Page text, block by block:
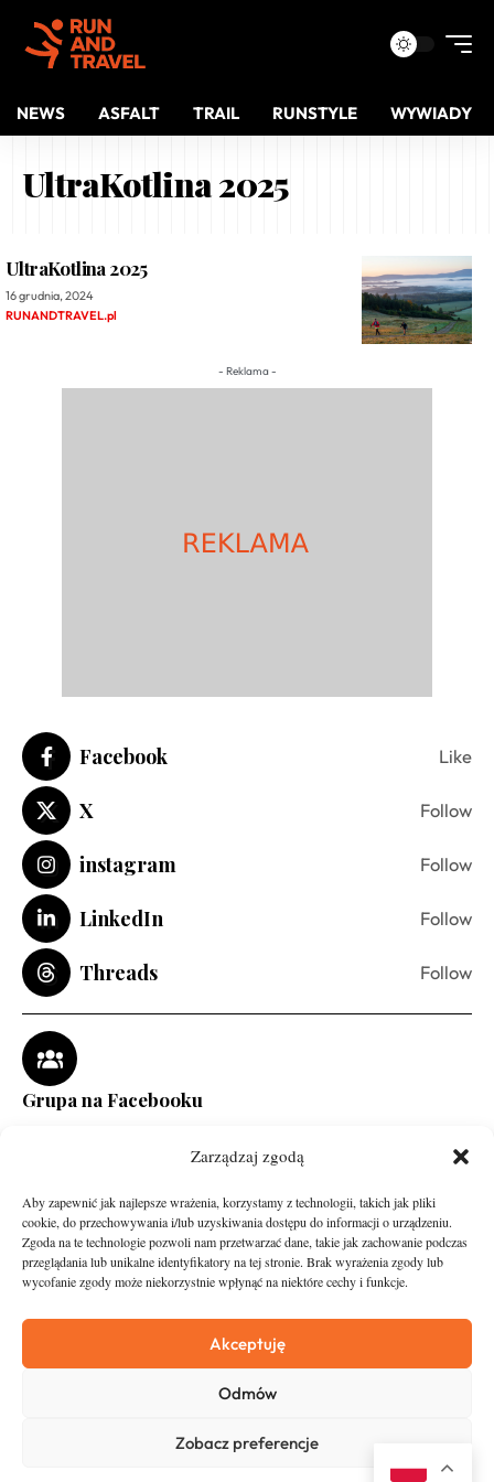
Zarządzaj zgodą
Aby zapewnić jak najlepsze wrażenia, korzystamy z technologii, takich jak pliki
cookie, do przechowywania i/lub uzyskiwania dostępu do informacji o urządzeniu.
Zgoda na te technologie pozwoli nam przetwarzać dane, takie jak zachowanie podczas
przeglądania lub unikalne identyfikatory na tej stronie. Brak wyrażenia zgody lub
wycofanie zgody może niekorzystnie wpłynąć na niektóre cechy i funkcje.
Akceptuję
Odmów
Zobacz preferencje
NEWS ASFALT TRAIL RUNSTYLE WYWIADY
UltraKotlina 2025
UltraKotlina 2025
16 grudnia, 2024
RUNANDTRAVEL.pl
- Reklama -
Facebook Like
X Follow
instagram Follow
LinkedIn Follow
Threads Follow
Grupa na Facebooku
Asfalt
O nas
Zostań Patronem
Kontakt